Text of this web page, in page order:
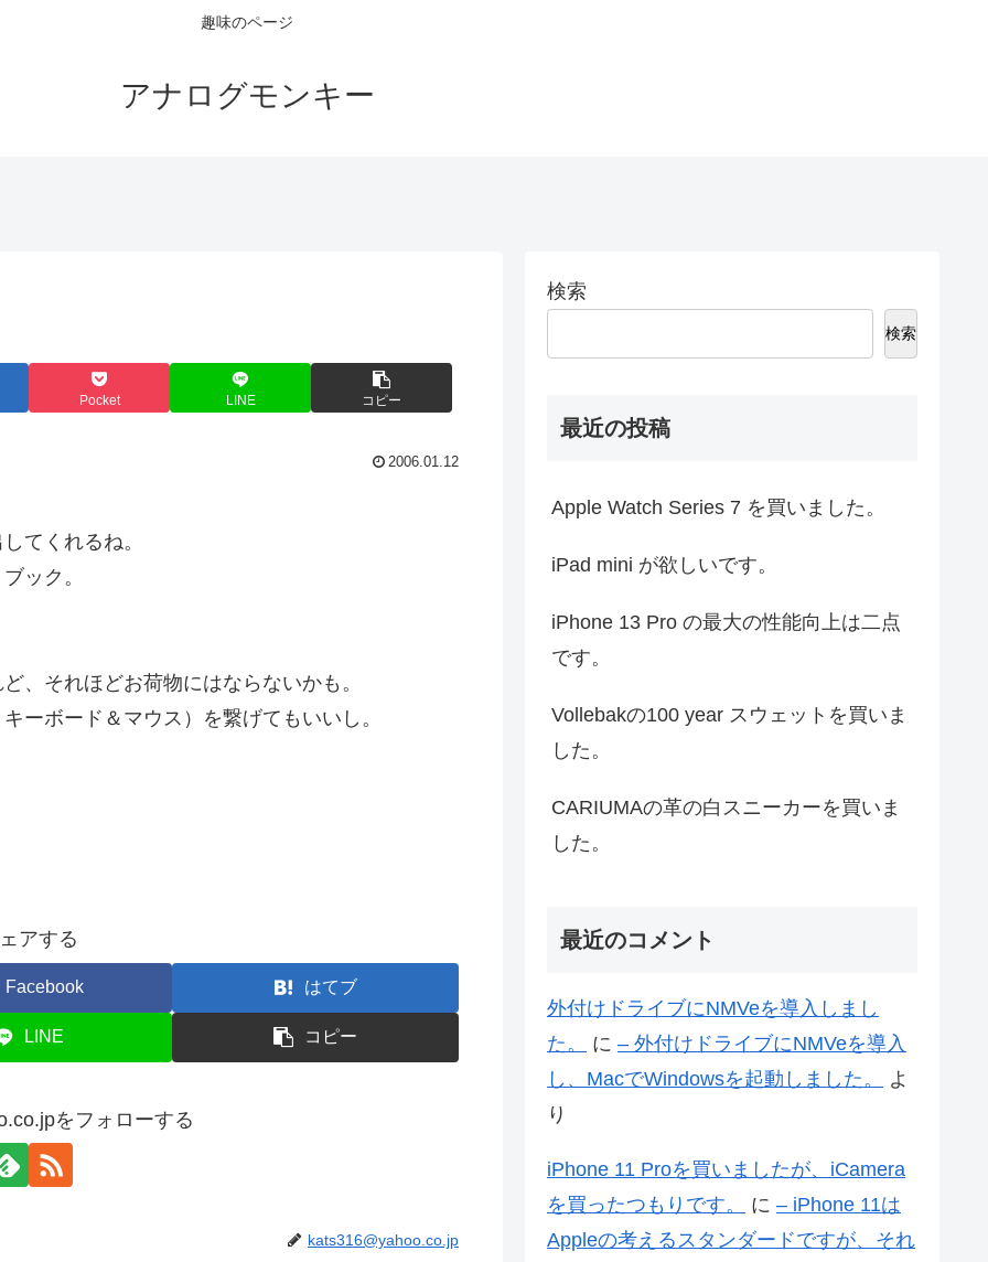
趣味のページ
アナログモンキー
Pocket LINE コピー
2006.01.12
てくれるね。
ック。
、それほどお荷物にはならないかも。
ーボード＆マウス）を繋げてもいいし。
アする
Facebook はてブ
LINE コピー
をフォローする
kats316@yahoo.co.jp
検索
検索
最近の投稿
Apple Watch Series 7 を買いました。
iPad mini が欲しいです。
iPhone 13 Pro の最大の性能向上は二点
です。
Vollebakの100 year スウェットを買いま
した。
CARIUMAの革の白スニーカーを買いま
した。
最近のコメント
外付けドライブにNMVeを導入しまし
た。
に – 外付けドライブにNMVeを導入
し、MacでWindowsを起動しました。
よ
り
iPhone 11 Proを買いましたが、iCamera
を買ったつもりです。
に – iPhone 11は
Appleの考えるスタンダードですが、それ